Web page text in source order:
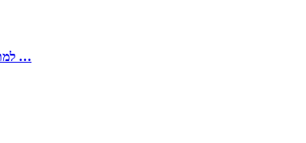
למתן שירותי ייעוץ בתחום תקשורת תומכת וחלופית 89/2019 ‘ מכרז מס …